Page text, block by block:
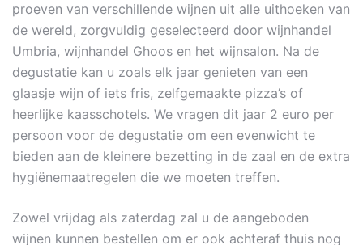
proeven van verschillende wijnen uit alle uithoeken van
de wereld, zorgvuldig geselecteerd door wijnhandel
Umbria, wijnhandel Ghoos en het wijnsalon. Na de
degustatie kan u zoals elk jaar genieten van een
glaasje wijn of iets fris, zelfgemaakte pizza’s of
heerlijke kaasschotels. We vragen dit jaar 2 euro per
persoon voor de degustatie om een evenwicht te
bieden aan de kleinere bezetting in de zaal en de extra
hygiënemaatregelen die we moeten treffen.
Zowel vrijdag als zaterdag zal u de aangeboden
wijnen kunnen bestellen om er ook achteraf thuis nog